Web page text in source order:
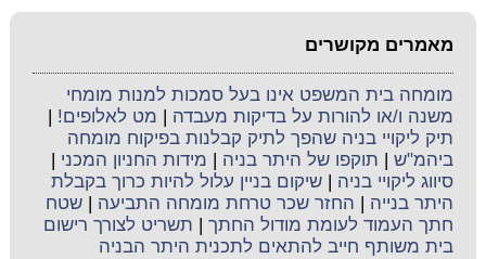
מאמרים מקושרים
מומחה בית המשפט אינו בעל סמכות למנות מומחי
משנה ו/או להורות על בדיקות מעבדה
מט לאלופים!
תיק ליקויי בניה שהפך לתיק קבלנות בפיקוח מומחה
ביהמ"ש
תוקפו של היתר בניה מידות החניון המכני
סיווג ליקויי בניה |שיקום בניין עלול להיות כרוך בקבלת
היתר בנייה
החזר שכר טרחת מומחה התביעה |שטח
חתך העמוד לעומת מודול החתך
תשריט לצורך רישום
בית משותף חייב להתאים לתכנית היתר הבניה